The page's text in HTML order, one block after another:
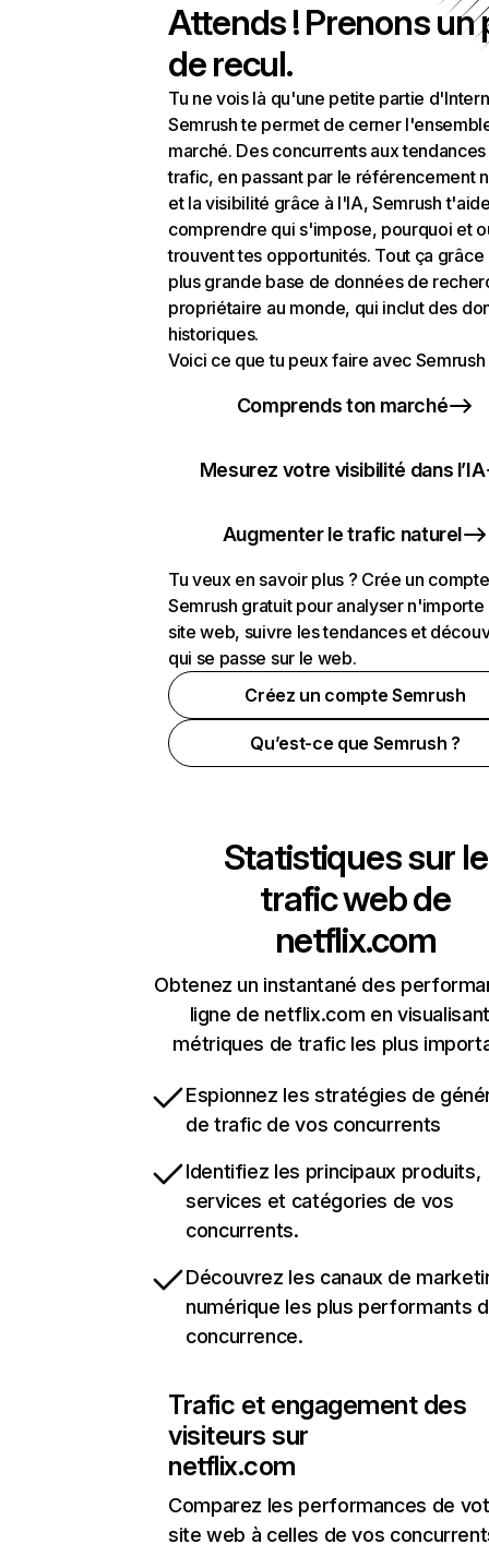
Attends ! Prenons un
de recul.
Tu ne vois là qu'une petite partie
Semrush te permet de cerner
marché. Des concurrents aux
trafic, en passant par le référencement
et la visibilité grâce à l'IA, Semrush
comprendre qui s'impose, pourquoi et
trouvent tes opportunités. Tout ça grâce
plus grande base de données de
propriétaire au monde, qui inclut des
historiques.
Voici ce que tu peux faire avec Semrush
Comprends ton marché
Mesurez votre visibilité dans l’IA
Augmenter le trafic naturel
Tu veux en savoir plus ? Crée un compte
Semrush gratuit pour analyser n'importe
site web, suivre les tendances et
qui se passe sur le web.
Créez un compte Semrush
Qu’est-ce que Semrush ?
Statistiques sur le
trafic web de
netflix.com
Obtenez un instantané des
ligne de netflix.com en
métriques de trafic les plus
Espionnez les stratégies de
de trafic de vos concurrents
Identifiez les principaux produits,
services et catégories de vos
concurrents.
Découvrez les canaux de
numérique les plus performants
concurrence.
Trafic et engagement des
visiteurs sur
netflix.com
Comparez les performances de
site web à celles de vos